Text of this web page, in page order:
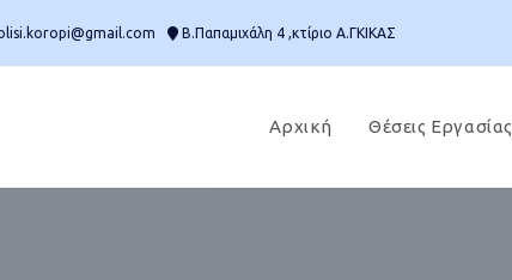
Β.Παπαμιχάλη 4 ,κτίριο Α.ΓΚΙΚΑΣ
Αρχική Θέσεις Εργασίας